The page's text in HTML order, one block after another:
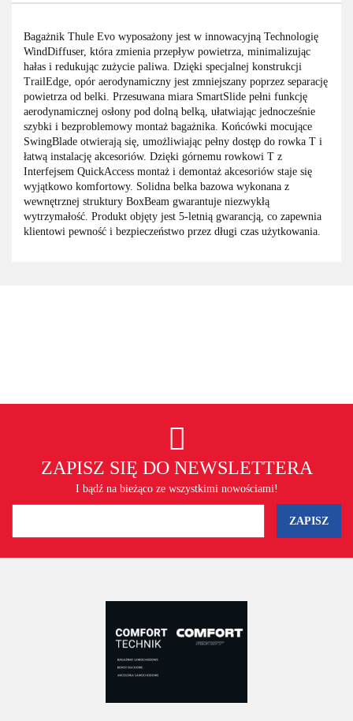
Bagażnik Thule Evo wyposażony jest w innowacyjną Technologię
WindDiffuser, która zmienia przepływ powietrza, minimalizując
hałas i redukując zużycie paliwa. Dzięki specjalnej konstrukcji
TrailEdge, opór aerodynamiczny jest zmniejszany poprzez separację
powietrza od belki. Przesuwana miara SmartSlide pełni funkcję
aerodynamicznej osłony pod dolną belką, ułatwiając jednocześnie
szybki i bezproblemowy montaż bagażnika. Końcówki mocujące
SwingBlade otwierają się, umożliwiając pełny dostęp do rowka T i
łatwą instalację akcesoriów. Dzięki górnemu rowkowi T z
Interfejsem QuickAccess montaż i demontaż akcesoriów staje się
wyjątkowo komfortowy. Solidna belka bazowa wykonana z
wewnętrznej struktury BoxBeam gwarantuje niezwykłą
wytrzymałość. Produkt objęty jest 5-letnią gwarancją, co zapewnia
klientowi pewność i bezpieczeństwo przez długi czas użytkowania.
ZAPISZ SIĘ DO NEWSLETTERA
I bądź na bieżąco ze wszystkimi nowościami!